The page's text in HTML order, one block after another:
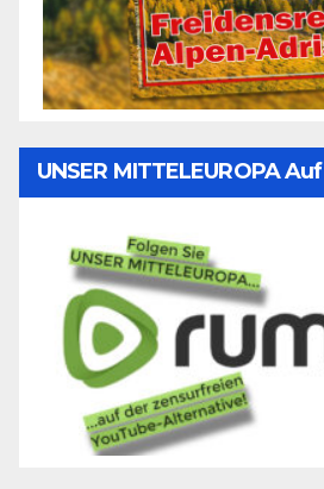
UNSER MITTELEUROPA